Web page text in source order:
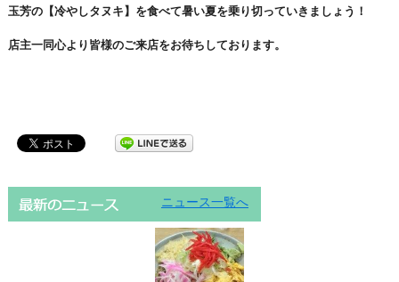
玉芳の【冷やしタヌキ】を食べて暑い夏を乗り切っていきましょう！
店主一同心より皆様のご来店をお待ちしております。
ニュース一覧へ